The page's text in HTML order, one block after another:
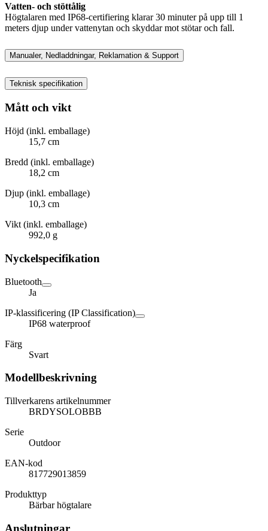
Vatten- och stöttålig
Högtalaren med IP68-certifiering klarar 30 minuter på upp till 1
meters djup under vattenytan och skyddar mot stötar och fall.
Manualer, Nedladdningar, Reklamation & Support
Teknisk specifikation
Mått och vikt
Höjd (inkl. emballage)
15,7 cm
Bredd (inkl. emballage)
18,2 cm
Djup (inkl. emballage)
10,3 cm
Vikt (inkl. emballage)
992,0 g
Nyckelspecifikation
Bluetooth
Ja
IP-klassificering (IP Classification)
IP68 waterproof
Färg
Svart
Modellbeskrivning
Tillverkarens artikelnummer
BRDYSOLOBBB
Serie
Outdoor
EAN-kod
817729013859
Produkttyp
Bärbar högtalare
Anslutningar